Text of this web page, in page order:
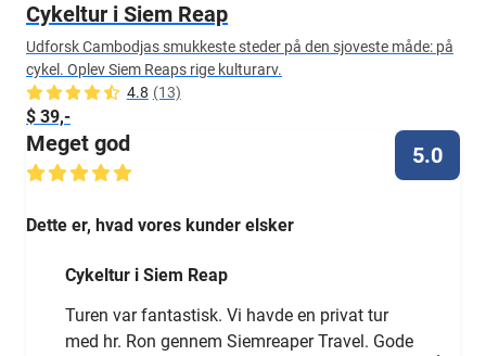
Cykeltur i Siem Reap
Udforsk Cambodjas smukkeste steder på den sjoveste måde: på
cykel. Oplev Siem Reaps rige kulturarv.
4.8 (13)
$ 39,-
Meget god 5.0
Dette er, hvad vores kunder elsker
Cykeltur i Siem Reap
Turen var fantastisk. Vi havde en privat tur
med hr. Ron gennem Siemreaper Travel. Gode